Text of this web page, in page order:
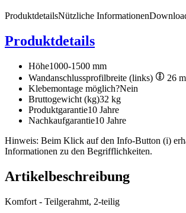
Produktdetails
Produktdetails
Höhe1000-1500 mm
Wandanschlussprofilbreite (links)
26
Klebemontage möglich?Nein
Bruttogewicht (kg)32 kg
Produktgarantie10 Jahre
Nachkaufgarantie10 Jahre
Hinweis: Beim Klick auf den Info-Button (i)
Informationen zu den Begrifflichkeiten.
Nützliche Informationen
Artikelbeschreibung
Komfort - Teilgerahmt, 2-teilig